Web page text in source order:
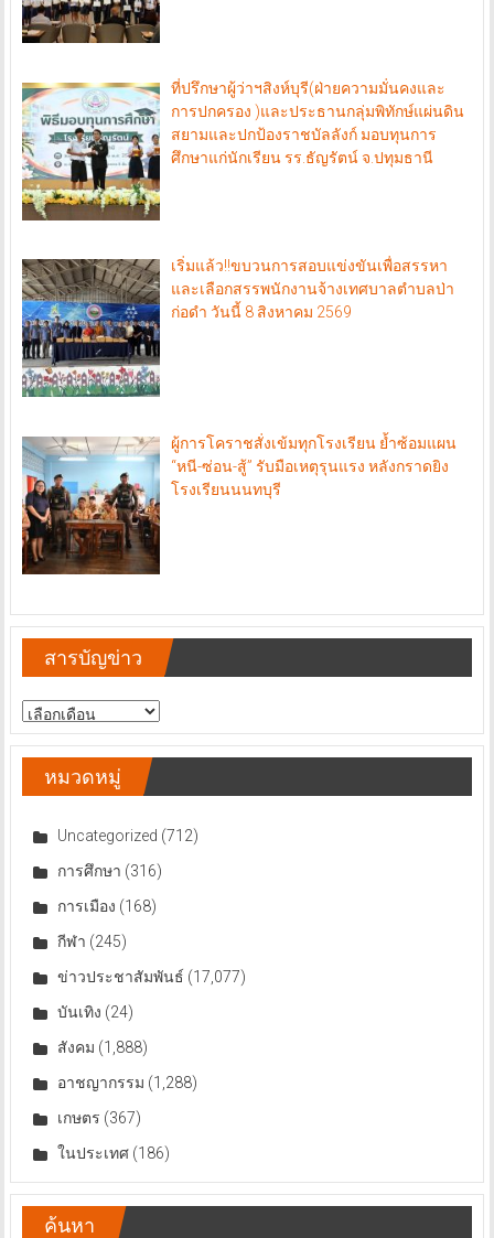
ที่ปรึกษาผู้ว่าฯสิงห์บุรี(ฝ่ายความมั่นคงและ
การปกครอง )และประธานกลุ่มพิทักษ์แผ่นดิน
สยามและปกป้องราชบัลลังก์ มอบทุนการ
ศึกษาแก่นักเรียน รร.ธัญรัตน์ จ.ปทุมธานี
เริ่มแล้ว!!ขบวนการสอบแข่งขันเพื่อสรรหา
และเลือกสรรพนักงานจ้างเทศบาลตำบลป่า
ก่อดำ วันนี้ 8 สิงหาคม 2569
ผู้การโคราชสั่งเข้มทุกโรงเรียน ย้ำซ้อมแผน
“หนี-ซ่อน-สู้” รับมือเหตุรุนแรง หลังกราดยิง
โรงเรียนนนทบุรี
สารบัญข่าว
สารบัญ
ข่าว
หมวดหมู่
Uncategorized (712)
การศึกษา (316)
การเมือง (168)
กีฬา (245)
ข่าวประชาสัมพันธ์ (17,077)
บันเทิง (24)
สังคม (1,888)
อาชญากรรม (1,288)
เกษตร (367)
ในประเทศ(186)
ค้นหา